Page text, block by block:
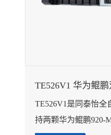
TE526V1 华为鲲
TE526V1是同泰怡全
持两颗华为鲲鹏920-